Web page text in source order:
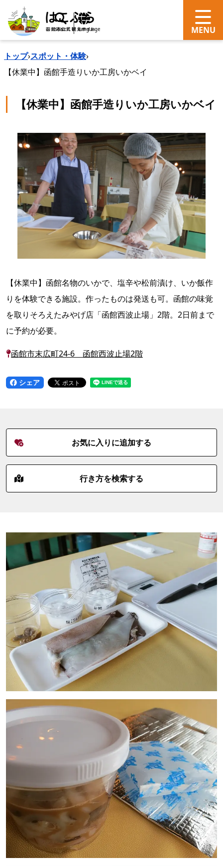
search Language
トップ›スポット・体験›
【休業中】函館手造りいか工房いかベイ
【休業中】函館手造りいか工房いかベイ
【休業中】函館名物のいかで、塩辛や松前漬け、いか飯作
りを体験できる施設。作ったものは発送も可。函館の味覚
を取りそろえたみやげ店「函館西波止場」2階。2日前まで
に予約が必要。
函館市末広町24-6 函館西波止場2階
シェア
お気に入りに追加する
行き方を検索する